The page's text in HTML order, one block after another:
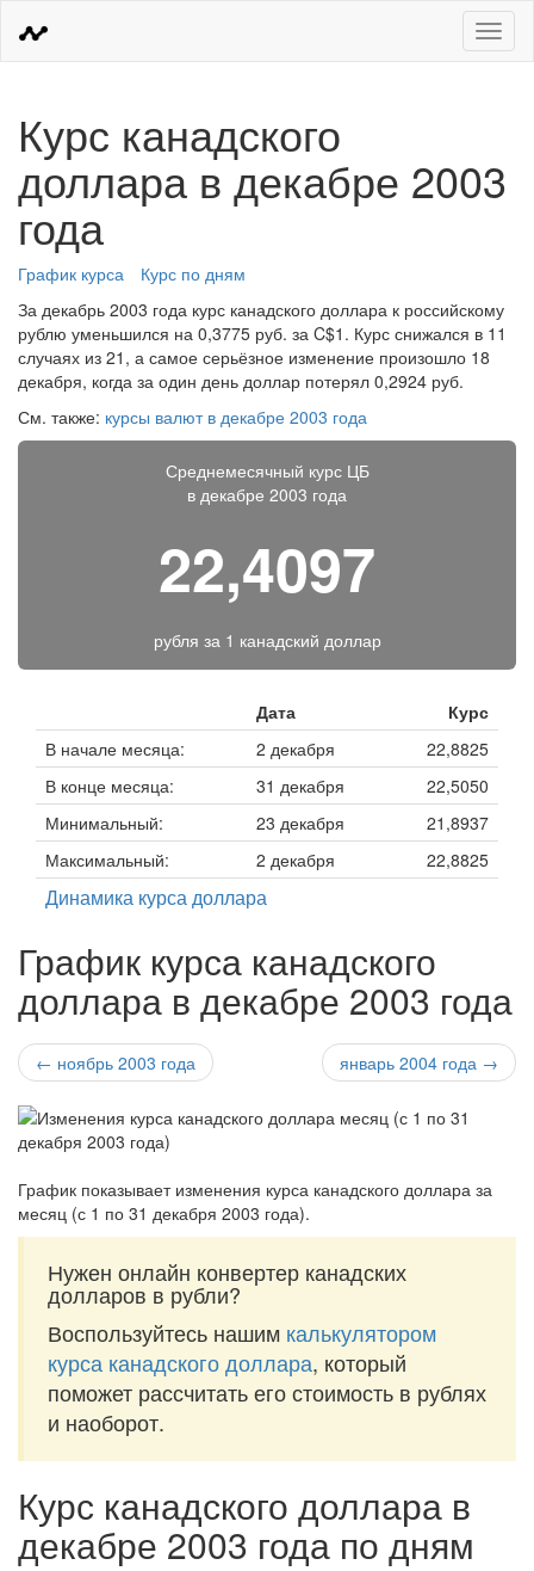
Меню
Курс канадского
доллара в декабре 2003
года
График курса
Курс по дням
За декабрь 2003 года курс канадского доллара к российскому
рублю уменьшился на 0,3775 руб. за C$1. Курс снижался в 11
случаях из 21, а самое серьёзное изменение произошло 18
декабря, когда за один день доллар потерял 0,2924 руб.
См. также: курсы валют в декабре 2003 года
Среднемесячный курс ЦБ
в декабре 2003 года
22,4097
рубля за 1 канадский доллар
Дата
Курс
В начале месяца:
2 декабря
22,8825
В конце месяца:
31 декабря
22,5050
Минимальный:
23 декабря
21,8937
Максимальный:
2 декабря 22,8825
Динамика курса доллара
График курса канадского
доллара в декабре 2003 года
← ноябрь 2003 года январь 2004 года →
График показывает изменения курса канадского доллара за
месяц (с 1 по 31 декабря 2003 года).
Нужен онлайн конвертер канадских
долларов в рубли?
Воспользуйтесь нашим калькулятором
курса канадского доллара, который
поможет рассчитать его стоимость в рублях
и наоборот.
Курс канадского доллара в
декабре 2003 года по дням